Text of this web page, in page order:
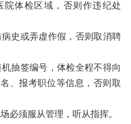
院体检区域，否则作违纪处
史或弄虚作假，否则取消聘
抽签编号，体检全程不得向
、报考职位等信息，否则取
必须服从管理，听从指挥。